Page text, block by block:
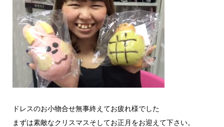
ドレスのお小物合せ無事終えてお疲れ様でした
まずは素敵なクリスマスそしてお正月をお迎えて下さい。